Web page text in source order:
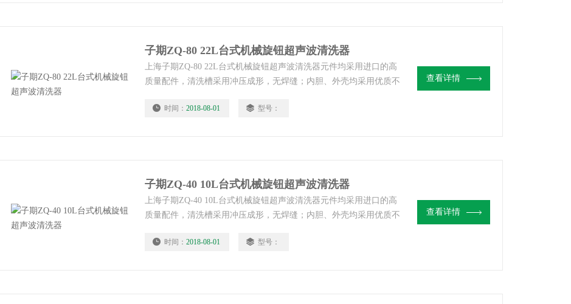
子期ZQ-80 22L台式机械旋钮超声波清洗器
上海子期ZQ-80 22L台式机械旋钮超声波清洗器元件均采用进口的高
质量配件，清洗槽采用冲压成形，无焊缝；内胆、外壳均采用优质不
时间： 2018-08-01 型号：
查看详情
子期ZQ-40 10L台式机械旋钮超声波清洗器
上海子期ZQ-40 10L台式机械旋钮超声波清洗器元件均采用进口的高
质量配件，清洗槽采用冲压成形，无焊缝；内胆、外壳均采用优质不
时间： 2018-08-01 型号：
查看详情